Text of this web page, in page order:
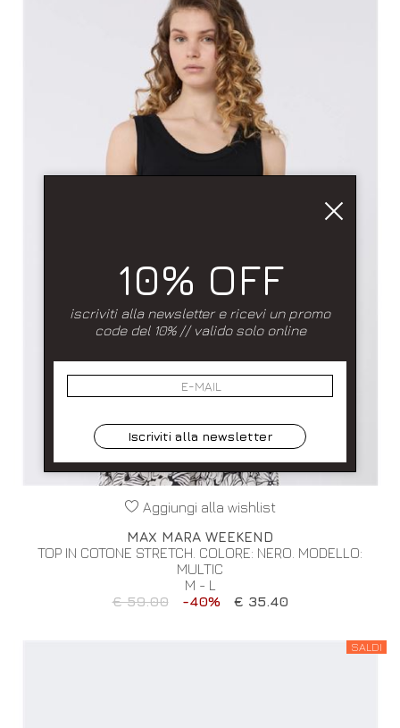
Aggiungi alla wishlist
MAX MARA WEEKEND
TOP IN COTONE STRETCH. COLORE: NERO. MODELLO:
MULTIC
M - L
€ 59.00
-40% € 35.40
SALDI
10% OFF
iscriviti alla newsletter e ricevi un promo
code del 10% // valido solo online
Iscriviti alla newsletter